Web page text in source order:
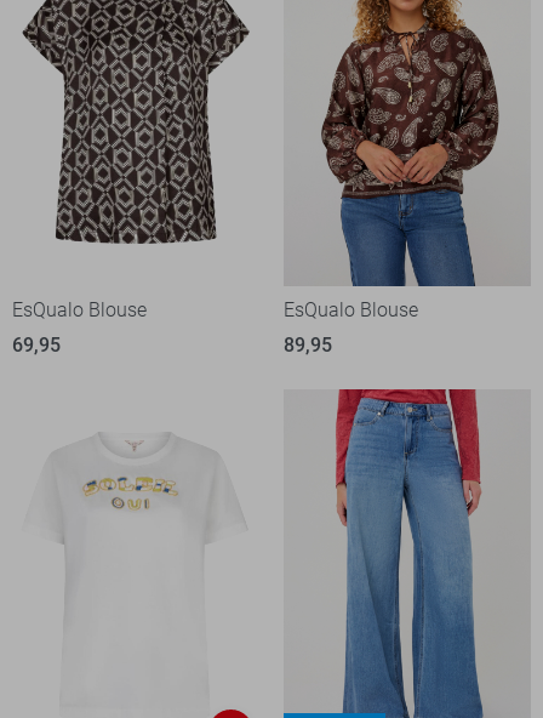
EsQualo Blouse
69,95
EsQualo Blouse
89,95